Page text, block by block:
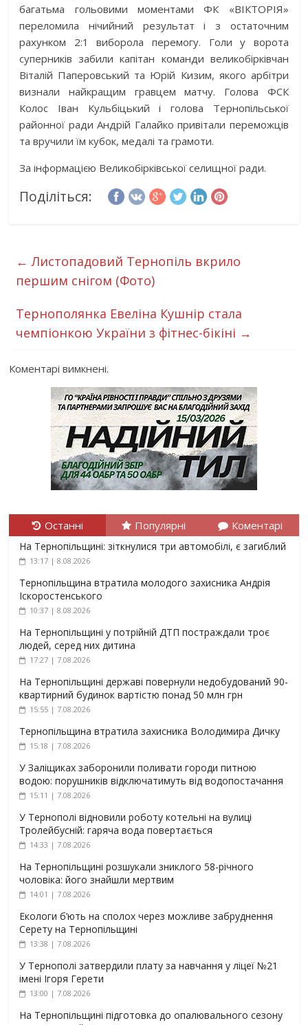
багатьма гольовими моментами ФК «ВІКТОРІЯ»
переломила нічийний результат і з остаточним
рахунком 2:1 виборола перемогу. Голи у ворота
суперників забили капітан команди великобірківчан
Віталій Паперовський та Юрій Кизим, якого арбітри
визнали найкращим гравцем матчу. Голова ФСК
Колос Іван Кульбіцький і голова Тернопільської
районної ради Андрій Галайко привітали переможців
та вручили їм кубок, медалі та грамоти.
За інформацією Великобірківської селищної ради.
Поділіться:
← Листопадовий Тернопіль вкрило
першим снігом (Фото)
Тернополянка Евеліна Кушнір стала
чемпіонкою України з фітнес-бікіні →
Коментарі вимкнені.
Останні Популярні Коментарі
На Тернопільщині: зіткнулися три автомобілі, є загиблий
13:17 | 8.08.2026
Тернопільщина втратила молодого захисника Андрія
Іскоростенського
10:37 | 8.08.2026
На Тернопільщині у потрійній ДТП постраждали троє
людей, серед них дитина
17:27 | 7.08.2026
На Тернопільщині державі повернули недобудований 90-
квартирний будинок вартістю понад 50 млн грн
15:55 | 7.08.2026
Тернопільщина втратила захисника Володимира Дичку
15:18 | 7.08.2026
У Заліщиках заборонили поливати городи питною
водою: порушників відключатимуть від водопостачання
15:11 | 7.08.2026
У Тернополі відновили роботу котельні на вулиці
Тролейбусній: гаряча вода повертається
14:33 | 7.08.2026
На Тернопільщині розшукали зниклого 58-річного
чоловіка: його знайшли мертвим
14:01 | 7.08.2026
Екологи б’ють на сполох через можливе забруднення
Серету на Тернопільщині
13:38 | 7.08.2026
У Тернополі затвердили плату за навчання у ліцеї №21
імені Ігоря Герети
13:00 | 7.08.2026
На Тернопільщині підготовка до опалювального сезону